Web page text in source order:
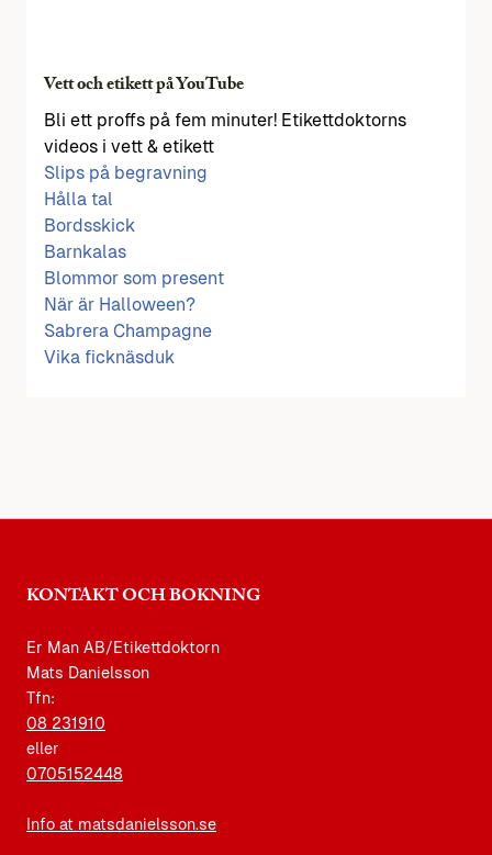
Vett och etikett på YouTube
Bli ett proffs på fem minuter! Etikettdoktorns
videos i vett & etikett
Slips på begravning
Hålla tal
Bordsskick
Barnkalas
Blommor som present
När är Halloween?
Sabrera Champagne
Vika ficknäsduk
KONTAKT OCH BOKNING
Er Man AB/Etikettdoktorn
Mats Danielsson
Tfn:
08 231910
eller
0705152448
Info at matsdanielsson.se